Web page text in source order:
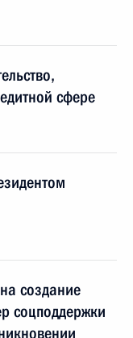
сфере
создание
соцподдержки